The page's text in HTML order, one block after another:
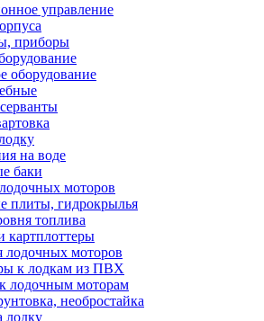
управление
приборы
оборудование
на воде
баки
моторов
плиты, гидрокрылья
топлива
картплоттеры
лодочных моторов
к лодкам из ПВХ
лодочным моторам
необростайка
лодку